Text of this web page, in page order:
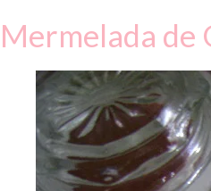
Mermelada de